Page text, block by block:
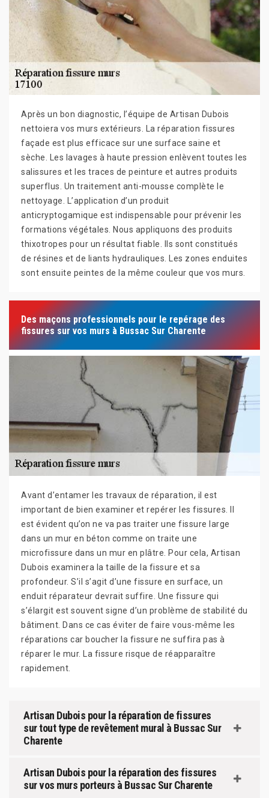
Après un bon diagnostic, l’équipe de Artisan Dubois
nettoiera vos murs extérieurs. La réparation fissures
façade est plus efficace sur une surface saine et
sèche. Les lavages à haute pression enlèvent toutes les
salissures et les traces de peinture et autres produits
superflus. Un traitement anti-mousse complète le
nettoyage. L’application d’un produit
anticryptogamique est indispensable pour prévenir les
formations végétales. Nous appliquons des produits
thixotropes pour un résultat fiable. Ils sont constitués
de résines et de liants hydrauliques. Les zones enduites
sont ensuite peintes de la même couleur que vos murs.
Des maçons professionnels pour le repérage des
fissures sur vos murs à Bussac Sur Charente
Avant d’entamer les travaux de réparation, il est
important de bien examiner et repérer les fissures. Il
est évident qu’on ne va pas traiter une fissure large
dans un mur en béton comme on traite une
microfissure dans un mur en plâtre. Pour cela, Artisan
Dubois examinera la taille de la fissure et sa
profondeur. S’il s’agit d’une fissure en surface, un
enduit réparateur devrait suffire. Une fissure qui
s’élargit est souvent signe d’un problème de stabilité du
bâtiment. Dans ce cas éviter de faire vous-même les
réparations car boucher la fissure ne suffira pas à
réparer le mur. La fissure risque de réapparaître
rapidement.
Artisan Dubois pour la réparation de fissures
sur tout type de revêtement mural à Bussac Sur
Charente
Artisan Dubois pour la réparation des fissures
sur vos murs porteurs à Bussac Sur Charente